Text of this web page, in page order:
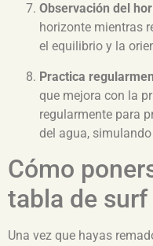
Observación del
horizonte mientras
el equilibrio y la
Practica
que mejora con la
regularmente para
del agua,
Cómo
tabla de surf
Una vez que hayas